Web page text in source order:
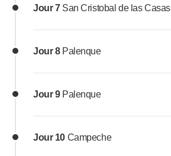
Jour 7 San Cristobal de las Casas
Jour 8 Palenque
Jour 9 Palenque
Jour 10 Campeche